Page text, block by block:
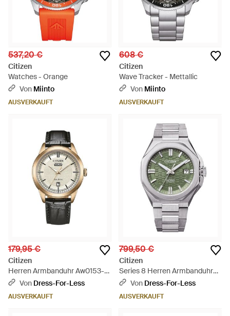
537,20 €
Citizen
Watches - Orange
Von Miinto
AUSVERKAUFT
608 €
Citizen
Wave Tracker - Mettallic
Von Miinto
AUSVERKAUFT
179,95 €
Citizen
Herren Armbanduhr Aw0153-
04Ac - Mettallic
Von Dress-For-Less
AUSVERKAUFT
799,50 €
Citizen
Series 8 Herren Armbanduhr
Nb6080-51W - Grau
Von Dress-For-Less
AUSVERKAUFT